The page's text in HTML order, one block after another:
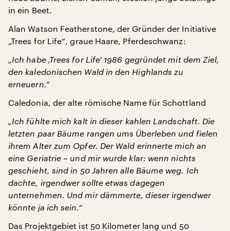
in ein Beet.
Alan Watson Featherstone, der Gründer der Initiative
„Trees for Life“, graue Haare, Pferdeschwanz:
„Ich habe ‚Trees for Life‘ 1986 gegründet mit dem Ziel,
den kaledonischen Wald in den Highlands zu
erneuern.“
Caledonia, der alte römische Name für Schottland
„Ich fühlte mich kalt in dieser kahlen Landschaft. Die
letzten paar Bäume rangen ums Überleben und fielen
ihrem Alter zum Opfer. Der Wald erinnerte mich an
eine Geriatrie – und mir wurde klar: wenn nichts
geschieht, sind in 50 Jahren alle Bäume weg. Ich
dachte, irgendwer sollte etwas dagegen
unternehmen. Und mir dämmerte, dieser irgendwer
könnte ja ich sein.“
Das Projektgebiet ist 50 Kilometer lang und 50